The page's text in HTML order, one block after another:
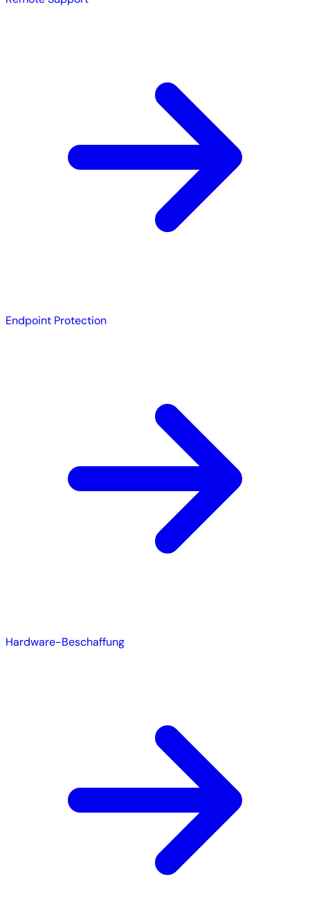
Endpoint Protection
Hardware-Beschaffung